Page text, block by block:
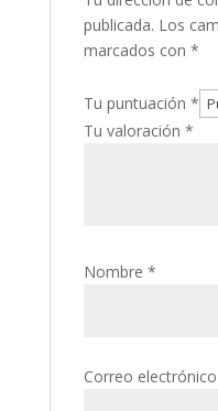
publicada. Los
marcados con *
Tu puntuación *
Tu valoración *
Nombre *
Correo electrónico